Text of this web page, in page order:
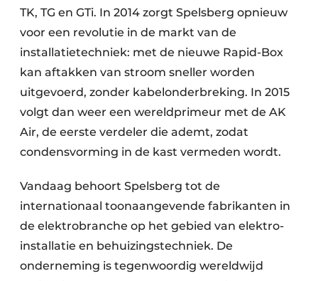
TK, TG en GTi. In 2014 zorgt Spelsberg opnieuw
voor een revolutie in de markt van de
installatietechniek: met de nieuwe Rapid-Box
kan aftakken van stroom sneller worden
uitgevoerd, zonder kabelonderbreking. In 2015
volgt dan weer een wereldprimeur met de AK
Air, de eerste verdeler die ademt, zodat
condensvorming in de kast vermeden wordt.
Vandaag behoort Spelsberg tot de
internationaal toonaangevende fabrikanten in
de elektrobranche op het gebied van elektro-
installatie en behuizingstechniek. De
onderneming is tegenwoordig wereldwijd